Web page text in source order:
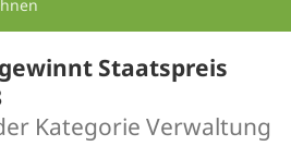
Staatspreis
Kategorie Verwaltung